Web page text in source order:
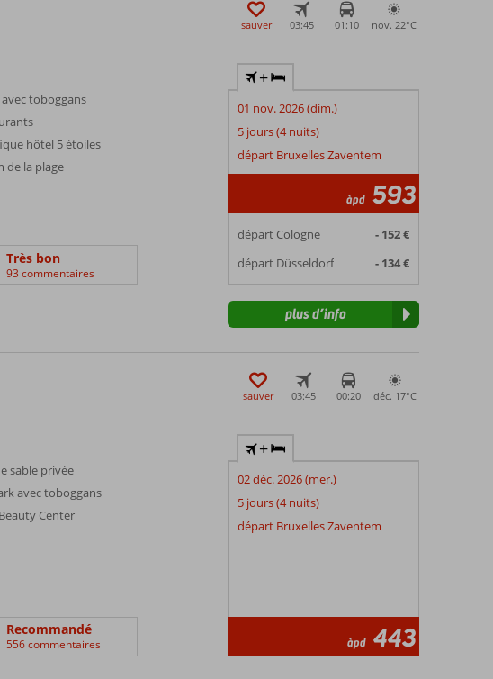
sauver 03:45 01:10 nov. 22°C
avec toboggans
hôtel 5 étoiles
de la plage
Très bon
93 commentaires
+
01 nov. 2026 (dim.)
5 jours (4 nuits)
départ Bruxelles Zaventem
àpd 593
départ Cologne
- 152 €
départ Düsseldorf
- 134 €
plus d’info
sauver 03:45 00:20 déc. 17°C
sable privée
avec toboggans
Center
Recommandé
556 commentaires
+
02 déc. 2026 (mer.)
5 jours (4 nuits)
départ Bruxelles Zaventem
àpd 443